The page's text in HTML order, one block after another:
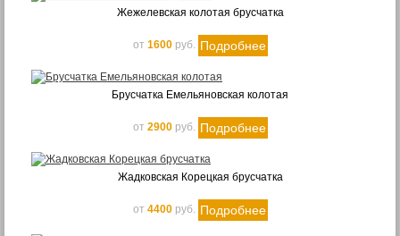
Жежелевская колотая брусчатка
от 1600руб. Подробнее
Брусчатка Емельяновская колотая
от 2900руб. Подробнее
Жадковская Корецкая брусчатка
от 4400руб. Подробнее